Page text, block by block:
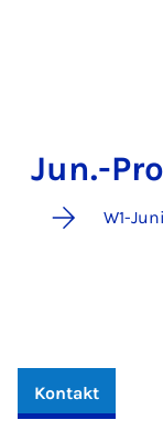
Jun.-
W1-
Kontakt